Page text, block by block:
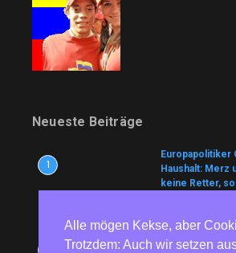
Neueste Beiträge
1
Europapolitiker
Haushalt: Merz
keine Retter,
Kampf gegen
Alle mögen Kekse, aber
Trotzdem: Auch wir setzen